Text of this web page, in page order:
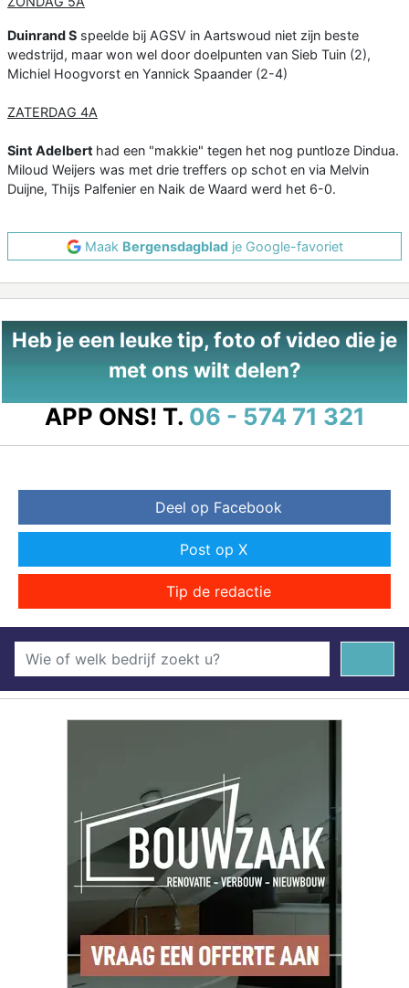
Duinrand S speelde bij AGSV in Aartswoud niet zijn beste
wedstrijd, maar won wel door doelpunten van Sieb Tuin (2),
Michiel Hoogvorst en Yannick Spaander (2-4)
ZATERDAG 4A
Sint Adelbert had een "makkie" tegen het nog puntloze Dindua.
Miloud Weijers was met drie treffers op schot en via Melvin
Duijne, Thijs Palfenier en Naik de Waard werd het 6-0.
Maak Bergensdagbladje Google-favoriet
Heb je een leuke tip, foto of video die je
met ons wilt delen?
APP ONS! T. 06 - 574 71 321
Deel op Facebook
Post op X
Tip de redactie